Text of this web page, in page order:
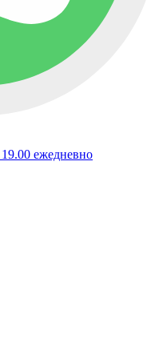
ежедневно